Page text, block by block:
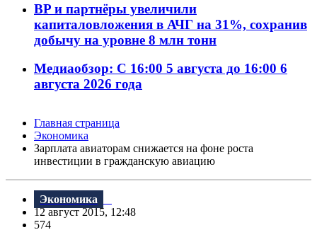
BP и партнёры увеличили
капиталовложения в АЧГ на 31%, сохранив
добычу на уровне 8 млн тонн
Медиаобзор: С 16:00 5 августа до 16:00 6
августа 2026 года
Главная страница
Экономика
Зарплата авиаторам снижается на фоне роста
инвестиции в гражданскую авиацию
Экономика
12 август 2015, 12:48
574